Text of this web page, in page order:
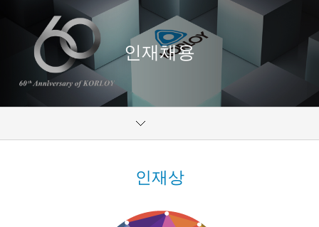
인재채용
인재상